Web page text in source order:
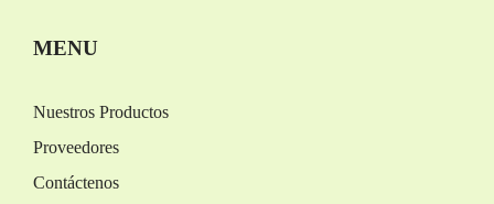
MENU
Nuestros Productos
Proveedores
Contáctenos